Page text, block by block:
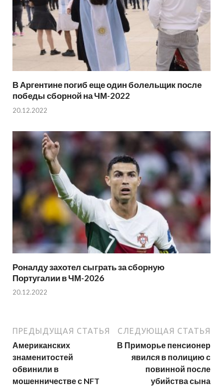
В Аргентине погиб еще один болельщик после
победы сборной на ЧМ-2022
20.12.2022
Роналду захотел сыграть за сборную
Португалии в ЧМ-2026
20.12.2022
ПРЕДЫДУЩАЯ СТАТЬЯ
Американских
знаменитостей
обвинили в
мошенничестве с NFT
СЛЕДУЮЩАЯ СТАТЬЯ
В Приморье пенсионер
явился в полицию с
повинной после
убийства сына